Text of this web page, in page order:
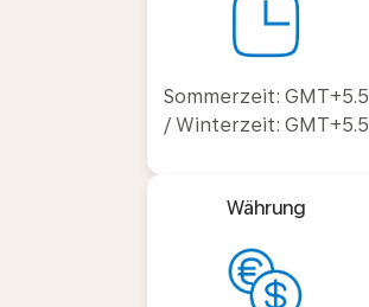
Sommerzeit: GMT+5.5
/ Winterzeit: GMT+5.5
Währung